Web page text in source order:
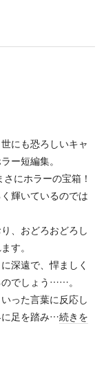
も恐ろしいキャ
ー短編集。
にホラーの宝箱！
輝いているのでは
、おどろおどろし
す。
深遠で、悍ましく
でしょう……。
った言葉に反応し
に足を踏み…続きを